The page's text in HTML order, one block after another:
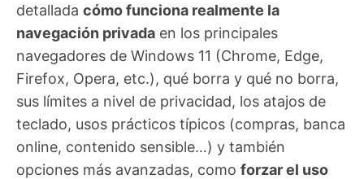
detallada cómo funciona realmente la
navegación privada en los principales
navegadores de Windows 11 (Chrome, Edge,
Firefox, Opera, etc.), qué borra y qué no borra,
sus límites a nivel de privacidad, los atajos de
teclado, usos prácticos típicos (compras, banca
online, contenido sensible…) y también
opciones más avanzadas, como forzar el uso